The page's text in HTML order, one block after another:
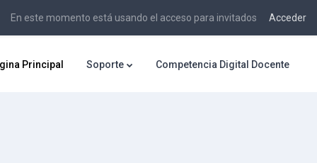
En este momento está usando el acceso para invitados Acceder
Principal Soporte Competencia Digital Docente